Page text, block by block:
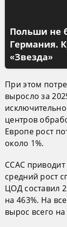
Польши не
Германия.
«Звезда»
При этом
выросло за
центров
Европе рост
около 1%.
CCAC
средний рост
ЦОД составил
на 463%. На
вырос всего на